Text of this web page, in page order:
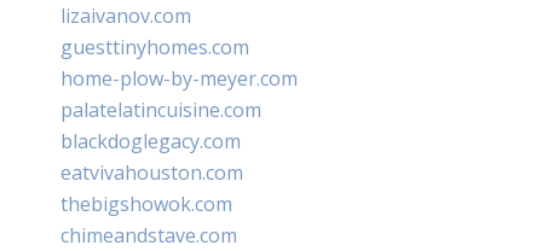
lizaivanov.com
guesttinyhomes.com
home-plow-by-meyer.com
palatelatincuisine.com
blackdoglegacy.com
eatvivahouston.com
thebigshowok.com
chimeandstave.com